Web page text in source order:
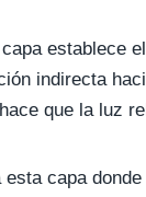
capa establece
indirecta
que la luz
esta capa